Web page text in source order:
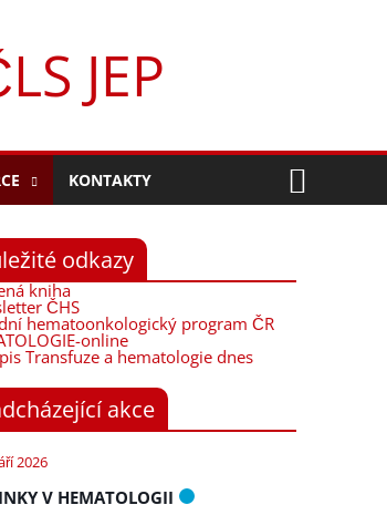
JEP
KONTAKTY
odkazy
kniha
ČHS
hematoonkologický program ČR
online
Transfuze a hematologie dnes
akce
2026
V HEMATOLOGII